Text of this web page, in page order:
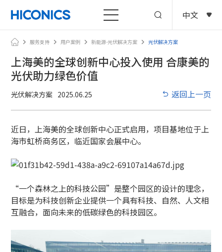
中文
服务支持 用户案例 新能源-光伏解决方案 光伏解决方案
上海美的全球创新中心投入使用 合康美的
光伏助力绿色价值
光伏解决方案 2025.06.25 返回上一页
近日，上海美的全球创新中心正式启用，项目基地位于上
海市虹桥商务区，临近国家会展中心。
“一个森林之上的科技公园”是整个园区的设计的理念，
目标是为科技创新企业提供一个具有科技、自然、人文相
互融合，面向未来的低碳绿色的科技园区。